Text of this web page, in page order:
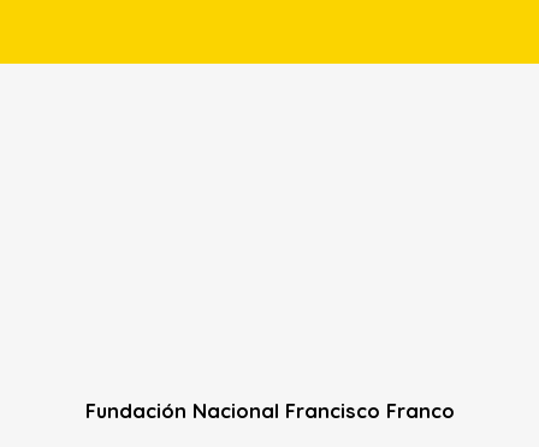
Fundación Nacional Francisco Franco